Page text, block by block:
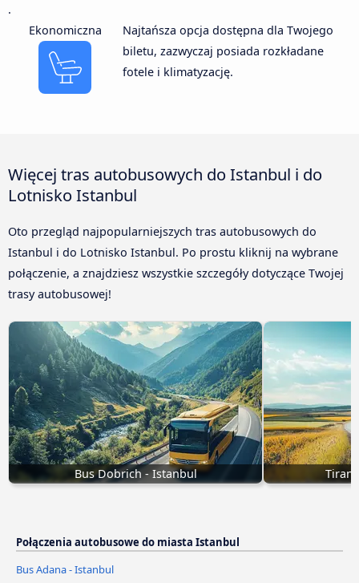
.
Ekonomiczna
Najtańsza opcja dostępna dla Twojego
biletu, zazwyczaj posiada rozkładane
fotele i klimatyzację.
Więcej tras autobusowych do Istanbul i do
Lotnisko Istanbul
Oto przegląd najpopularniejszych tras autobusowych do
Istanbul i do Lotnisko Istanbul. Po prostu kliknij na wybrane
połączenie, a znajdziesz wszystkie szczegóły dotyczące Twojej
trasy autobusowej!
Bus Dobrich - Istanbul
Połączenia autobusowe do miasta Istanbul
Bus Adana - Istanbul